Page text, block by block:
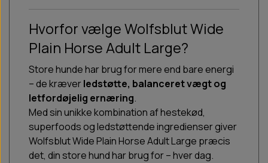
Hvorfor vælge Wolfsblut Wide
Plain Horse Adult Large?
Store hunde har brug for mere end bare energi
– de kræverledstøtte, balanceret vægt og
letfordøjelig ernæring.
Med sin unikke kombination af hestekød,
superfoods og ledstøttende ingredienser giver
Wolfsblut Wide Plain Horse Adult Large præcis
det, din store hund har brug for – hver dag.